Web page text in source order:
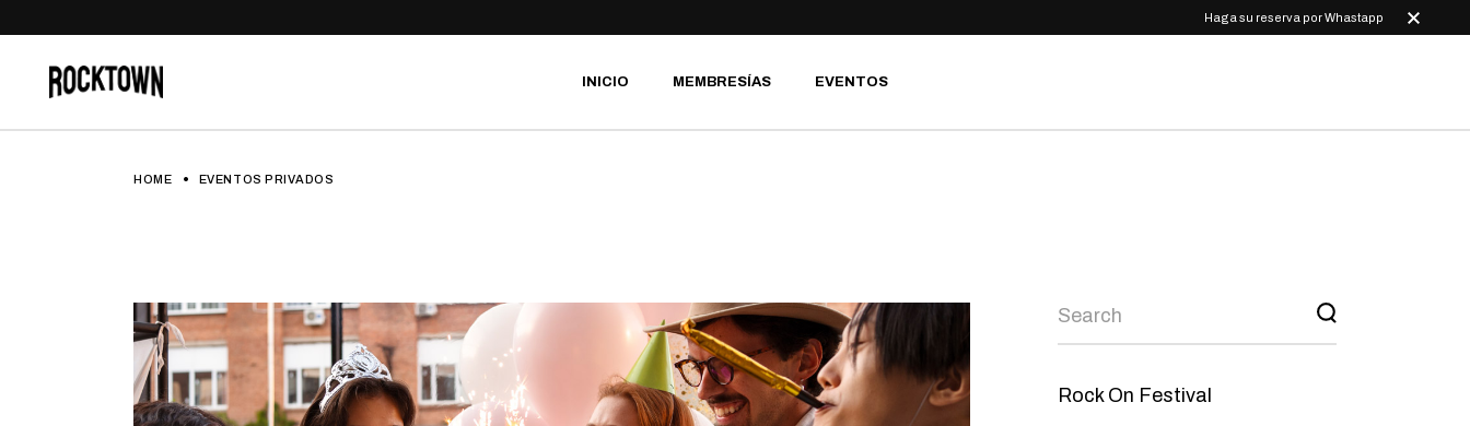
Haga su reserva por Whastapp
INICIO MEMBRESÍAS
MENSUALIDAD COMPAS
MEMBRESÍA: ESTUDIANTIL
MEMBRESÍA: JUVENIL
MEMBRESÍA: INFANTIL
EVENTOS
PERSONAL TÉCNICA 1
HORA
MEMBRESÍA: PUNCH CARD
HOME EVENTOS PRIVADOS
Rock On Festival